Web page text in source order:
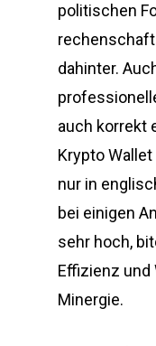
politischen
dahinter.
auch korrekt
Krypto
nur in
bei einigen
sehr hoch,
Effizienz und
Minergie.